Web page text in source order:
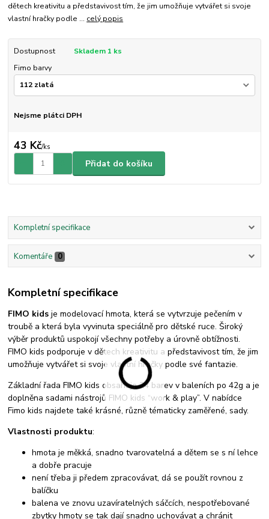
dětech kreativitu a představivost tím, že jim umožňuje vytvářet si svoje
vlastní hračky podle ... celý popis
Dostupnost
Skladem 1 ks
Fimo barvy
Nejsme plátci DPH
43 Kč/ks
Přidat do košíku
Kompletní specifikace
Komentáře 0
Kompletní specifikace
FIMO kids je modelovací hmota, která se vytvrzuje pečením v
troubě a která byla vyvinuta speciálně pro dětské ruce. Široký
výběr produktů uspokojí všechny potřeby a úrovně obtížnosti.
FIMO kids podporuje v dětech kreativitu a představivost tím, že jim
umožňuje vytvářet si svoje vlastní hračky podle své fantazie.
Základní řada FIMO kids obsahuje 24 barev v baleních po 42g a je
doplněna sadami nástrojů FIMO kids “work & play”. V nabídce
Fimo kids najdete také krásné, různě tématicky zaměřené, sady.
Vlastnosti produktu:
hmota je měkká, snadno tvarovatelná a dětem se s ní lehce
a dobře pracuje
není třeba ji předem zpracovávat, dá se použít rovnou z
balíčku
balena ve znovu uzavíratelných sáčcích, nespotřebované
zbytky hmoty se tak dají snadno uchovávat a chránit